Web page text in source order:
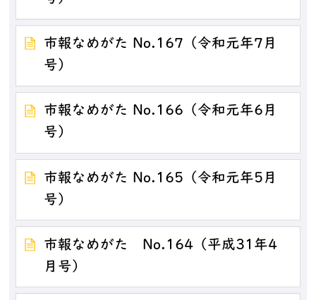
市報なめがた No.167（令和元年7月
号）
市報なめがた No.166（令和元年6月
号）
市報なめがた No.165（令和元年5月
号）
市報なめがた No.164（平成31年4
月号）